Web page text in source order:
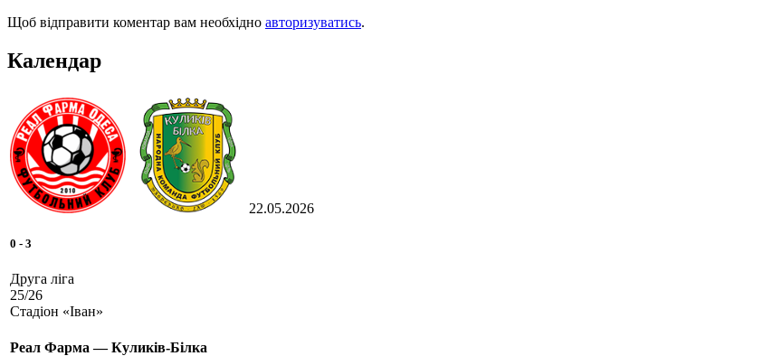
Щоб відправити коментар вам необхідно авторизуватись.
Календар
22.05.2026
0 - 3
Друга ліга
25/26
Стадіон «Іван»
Реал Фарма — Куликів-Білка